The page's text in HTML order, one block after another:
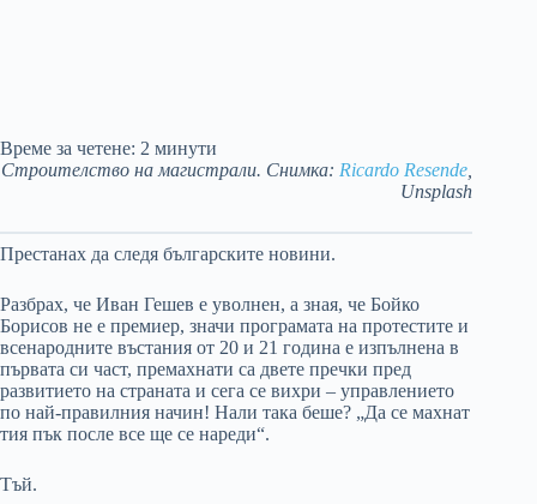
Време за четене: 2 минути
Строителство на магистрали. Снимка: Ricardo Resende
Unsplash
Престанах да следя българските новини.
Разбрах, че Иван Гешев е уволнен, а зная, че Бойко
Борисов не е премиер, значи програмата на протестите и
всенародните въстания от 20 и 21 година е изпълнена в
първата си част, премахнати са двете пречки пред
развитието на страната и сега се вихри – управлението
по най-правилния начин! Нали така беше? „Да се махнат
тия пък после все ще се нареди“.
Тъй.